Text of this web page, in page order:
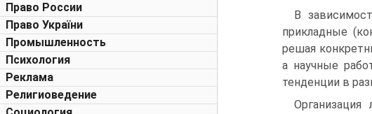
Право России
Право України
Промышленность
Психология
Реклама
Религиоведение
В
прикладные
решая
а научные
тенденции в
Организация